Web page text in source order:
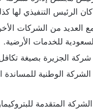
كان الرئيس التنفيذي لها
العديد من الشركات
للخدمات الأرضية.
الجزيرة بصيغة
الوطنية للمساندة
المتقدمة